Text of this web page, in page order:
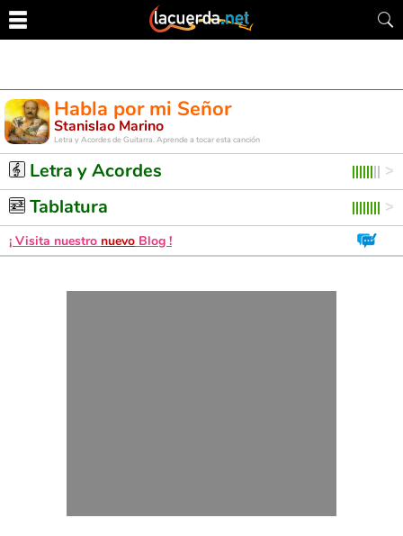
Habla por mi Señor
Stanislao Marino
Letra y Acordes de Guitarra. Aprende a tocar esta canción
Letra y Acordes
Tablatura
¡ Visita nuestro nuevo Blog !